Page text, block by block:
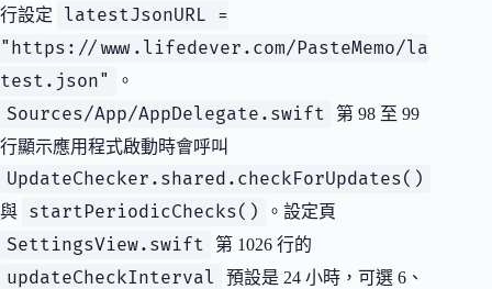
行設定
latestJsonURL =
"https://www.lifedever.com/PasteMemo/la
test.json"
。
Sources/App/AppDelegate.swift
第 98 至 99
行顯示應用程式啟動時會呼叫
UpdateChecker.shared.checkForUpdates()
與 startPeriodicChecks() 。設定頁
SettingsView.swift 第 1026 行的
updateCheckInterval
預設是 24 小時，可選 6、